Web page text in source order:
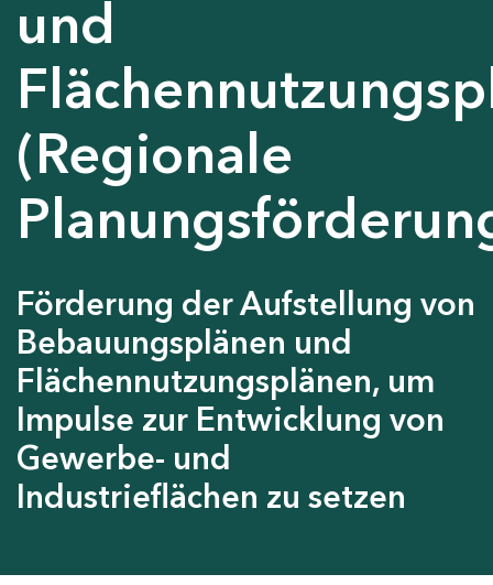
und
(Regionale
Förderung der Aufstellung von
Bebauungsplänen und
Flächennutzungsplänen, um
Impulse zur Entwicklung von
Gewerbe- und
Industrieflächen zu setzen